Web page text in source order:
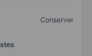
Conserver